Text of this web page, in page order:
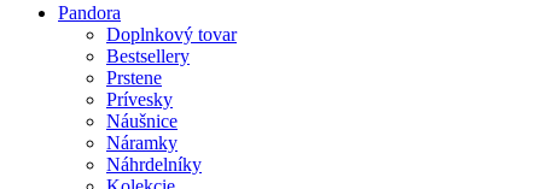
Pandora
Doplnkový tovar
Bestsellery
Prstene
Prívesky
Náušnice
Náramky
Náhrdelníky